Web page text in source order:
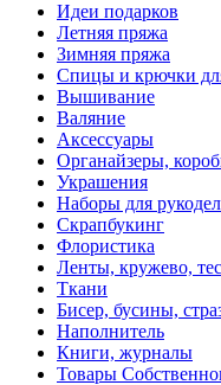
Идеи подарков
Летняя пряжа
Зимняя пряжа
Спицы и крючки
Вышивание
Валяние
Аксессуары
Органайзеры,
Украшения
Наборы для
Скрапбукинг
Флористика
Ленты, кружево,
Ткани
Бисер, бусины,
Наполнитель
Книги, журналы
Товары